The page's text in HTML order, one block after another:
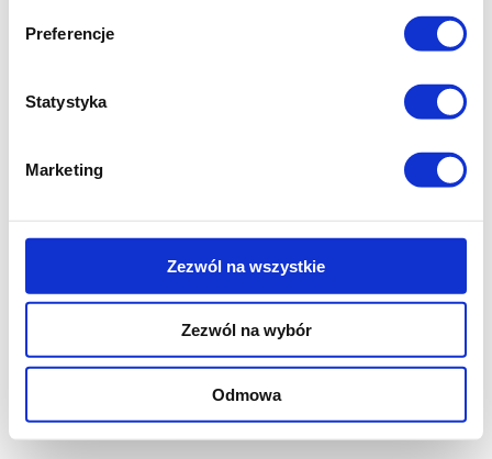
Preferencje
Statystyka
Marketing
Zezwól na wszystkie
Zezwól na wybór
Odmowa